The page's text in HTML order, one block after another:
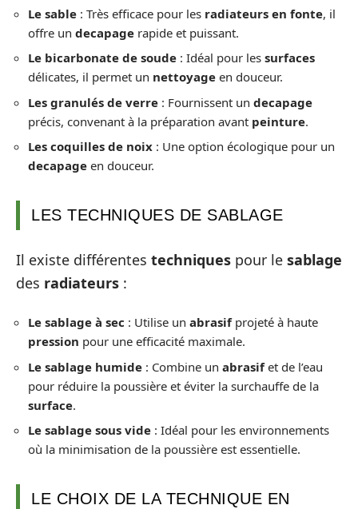
Le sable : Très efficace pour les radiateurs en fonte, il
offre un decapage rapide et puissant.
Le bicarbonate de soude : Idéal pour les surfaces
délicates, il permet un nettoyage en douceur.
Les granulés de verre : Fournissent un decapage
précis, convenant à la préparation avant peinture.
Les coquilles de noix : Une option écologique pour un
decapage en douceur.
LES TECHNIQUES DE SABLAGE
Il existe différentes techniques pour le sablage
des radiateurs :
Le sablage à sec : Utilise un abrasifprojeté à haute
pression pour une efficacité maximale.
Le sablage humide : Combine un abrasifet de l’eau
pour réduire la poussière et éviter la surchauffe de la
surface.
Le sablage sous vide : Idéal pour les environnements
où la minimisation de la poussière est essentielle.
LE CHOIX DE LA TECHNIQUE EN